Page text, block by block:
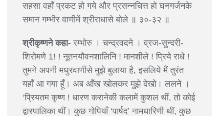
सहसा वहाँ प्रकट हो गये और प्रसन्नचित्त हो घनगर्जनके
समान गम्भीर वाणीमें श्रीराधासे बोले ॥ ३०-३२ ॥
श्रीकृष्णने कहा- रम्भोरु । चन्द्रवदने । व्रज-सुन्दरी-
शिरोमणे 1! ! नूतनयौवनशालिनि ! मानशीले ! प्रिये राधे !
तुमने अपनी मधुरवाणीसे मुझे बुलाया है, इसलिये मैं तुरंत
यहाँ आ गया हूँ। अब आँख खोलकर मुझे देखो। ललने ।
‘प्रियतम कृष्ण ! धारण करानेकी कलामें कुशल थीं, तो कोई
द्वारपालिका थीं। कुछ गोपियाँ ‘पार्षद’ नामधारिणी थीं, कुछ